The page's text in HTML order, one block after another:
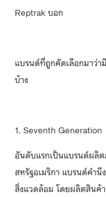
Reptrak บอก
แบรนด์ที่ถูกคัดเลือกมาว่
บ้าง
1. Seventh Generation
อันดับแรกเป็นแบรนด์ผลิ
สหรัฐอเมริกา แบรนด์คำ
สิ่งแวดล้อม โดยผลิตสินค้